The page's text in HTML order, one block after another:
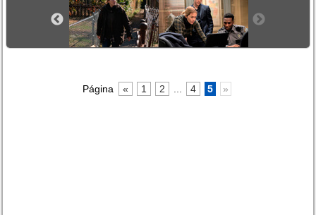
Página « 1 2 4 5 »